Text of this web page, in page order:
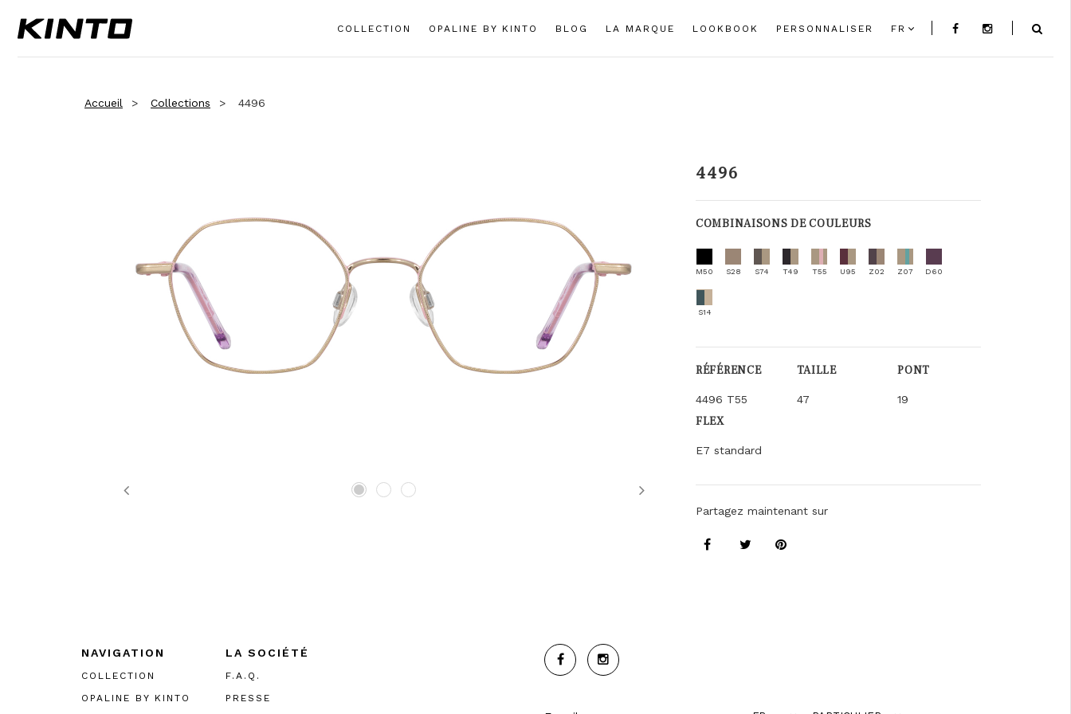
COLLECTION OPALINE BY KINTO BLOG LA MARQUE LOOKBOOK PERSONNALISER FR
Accueil Collections 4496
Previous Next
4496
COMBINAISONS DE COULEURS
M50 S28 S74 T49 T55 U95 Z02 Z07 D60
S14
RÉFÉRENCE
4496 T55
TAILLE
47
PONT
19
FLEX
E7 standard
Partagez maintenant sur
NAVIGATION
COLLECTION
OPALINE BY KINTO
LA SOCIÉTÉ
F.A.Q.
PRESSE